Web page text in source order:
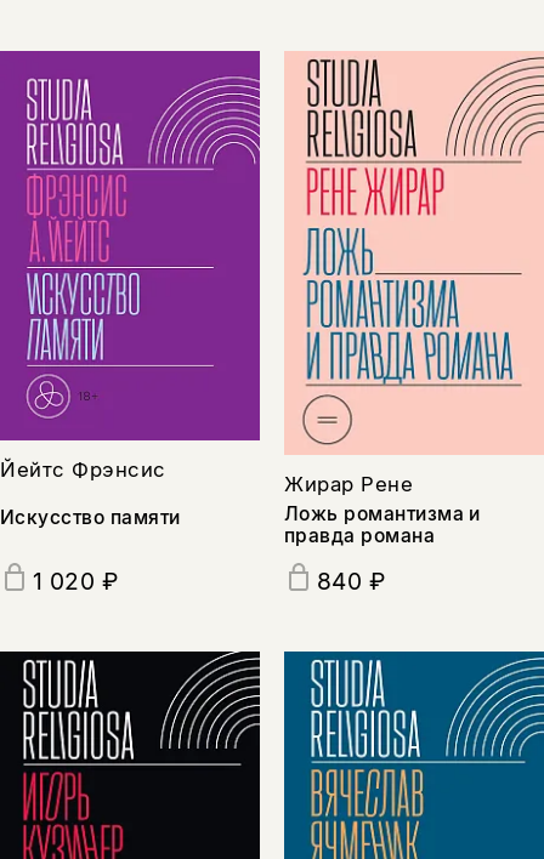
Йейтс Фрэнсис
Искусство памяти
1 020 ₽
Жирар Рене
Ложь романтизма и
правда романа
840 ₽